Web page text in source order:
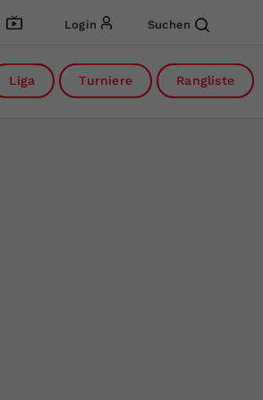
Login Suchen
Liga Turniere Rangliste